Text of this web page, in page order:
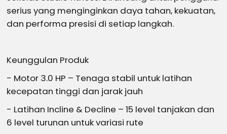
serius yang menginginkan daya tahan, kekuatan,
dan performa presisi di setiap langkah.
Keunggulan Produk
- Motor 3.0 HP – Tenaga stabil untuk latihan
kecepatan tinggi dan jarak jauh
- Latihan Incline & Decline – 15 level tanjakan dan
6 level turunan untuk variasi rute